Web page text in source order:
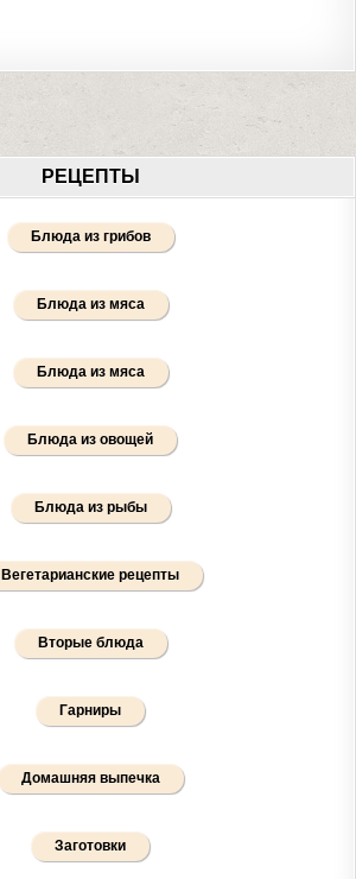
РЕЦЕПТЫ
Блюда из грибов
Блюда из мяса
Блюда из мяса
Блюда из овощей
Блюда из рыбы
Вегетарианские рецепты
Вторые блюда
Гарниры
Домашняя выпечка
Заготовки